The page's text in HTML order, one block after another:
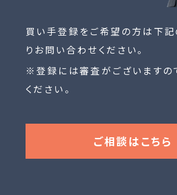
買い手登録をご希望の方は下記
りお問い合わせください。
※登録には審査がございますの
ください。
ご相談はこちら